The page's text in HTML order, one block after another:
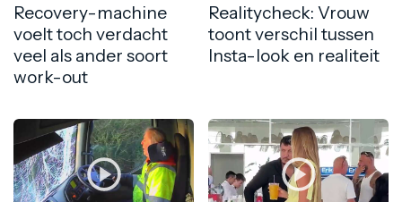
Recovery-machine
voelt toch verdacht
veel als ander soort
work-out
Realitycheck: Vrouw
toont verschil tussen
Insta-look en realiteit